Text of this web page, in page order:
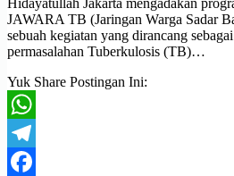
Hidayatullah Jakarta mengadakan
JAWARA TB (Jaringan Warga Sadar
sebuah kegiatan yang dirancang
permasalahan Tuberkulosis (TB)…
Yuk Share Postingan Ini:
WhatsApp
Telegram